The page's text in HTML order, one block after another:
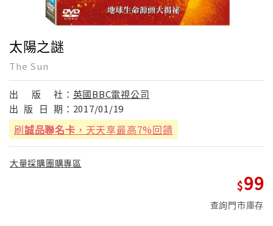
太陽之謎
The Sun
出 版 社： 英國BBC電視公司
出 版 日 期： 2017/01/19
刷誠品聯名卡 ，天天享最高7%回饋
大量採購團購專區
99
查詢門市庫存